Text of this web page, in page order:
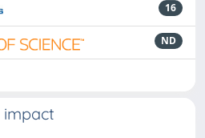
16
ND
impact